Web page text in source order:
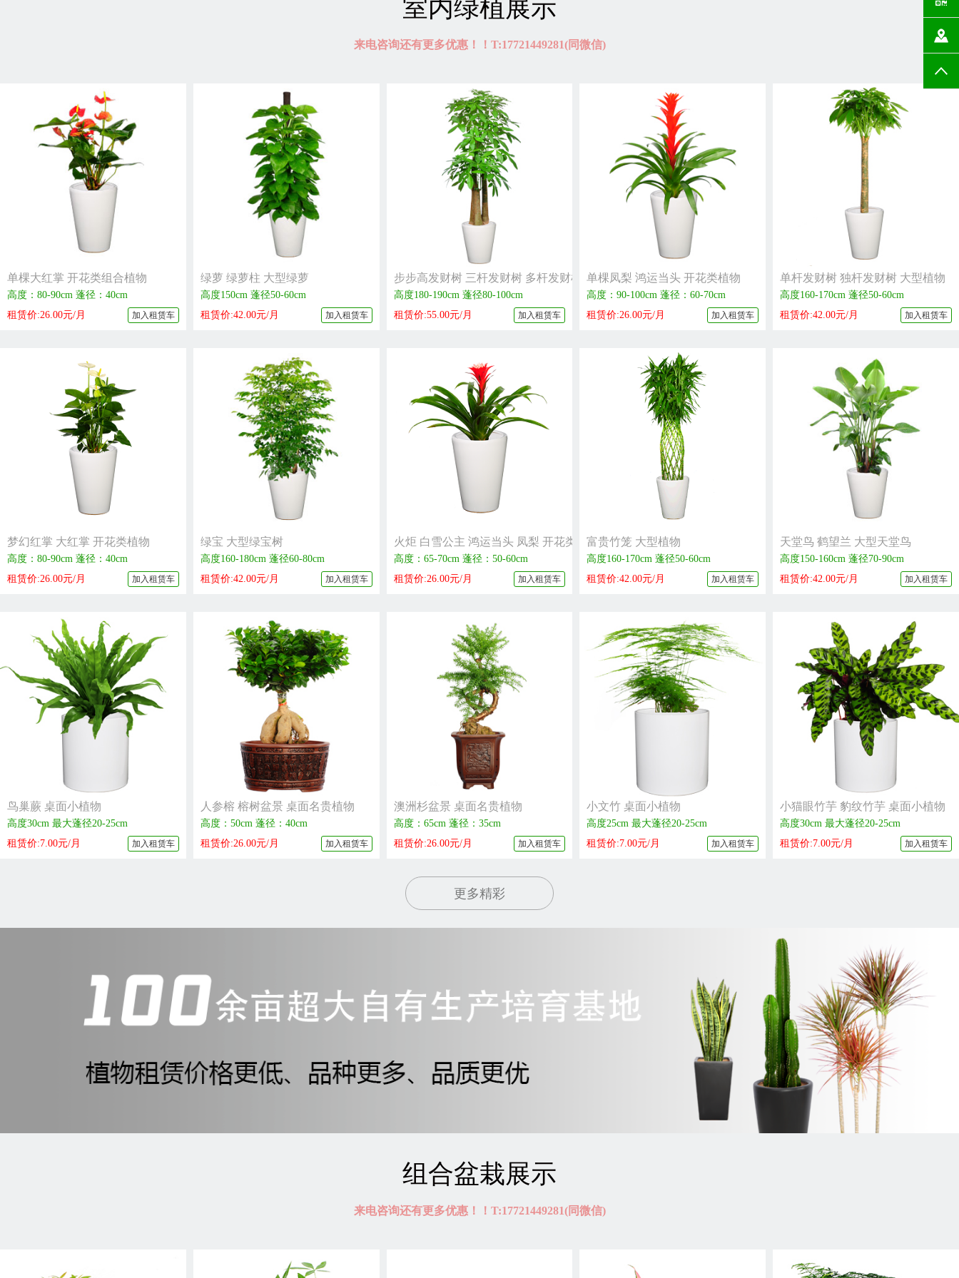
室内绿植展示
来电咨询还有更多优惠！！T:17721449281(同微信)
单棵大红掌 开花类组合植物
高度：80-90cm 蓬径：40cm
租赁价:26.00元/月
加入租赁车
绿萝 绿萝柱 大型绿萝
高度150cm 蓬径50-60cm
租赁价:42.00元/月
加入租赁车
步步高发财树 三杆发财树 多杆发财树 特大型植物
高度180-190cm 蓬径80-100cm
租赁价:55.00元/月
加入租赁车
单棵凤梨 鸿运当头 开花类植物
高度：90-100cm 蓬径：60-70cm
租赁价:26.00元/月
加入租赁车
单杆发财树 独杆发财树 大型植物
高度160-170cm 蓬径50-60cm
租赁价:42.00元/月
加入租赁车
梦幻红掌 大红掌 开花类植物
高度：80-90cm 蓬径：40cm
租赁价:26.00元/月
加入租赁车
绿宝 大型绿宝树
高度160-180cm 蓬径60-80cm
租赁价:42.00元/月
加入租赁车
火炬 白雪公主 鸿运当头 凤梨 开花类植物
高度：65-70cm 蓬径：50-60cm
租赁价:26.00元/月
加入租赁车
富贵竹笼 大型植物
高度160-170cm 蓬径50-60cm
租赁价:42.00元/月
加入租赁车
天堂鸟 鹤望兰 大型天堂鸟
高度150-160cm 蓬径70-90cm
租赁价:42.00元/月
加入租赁车
鸟巢蕨 桌面小植物
高度30cm 最大蓬径20-25cm
租赁价:7.00元/月
加入租赁车
人参榕 榕树盆景 桌面名贵植物
高度：50cm 蓬径：40cm
租赁价:26.00元/月
加入租赁车
澳洲杉盆景 桌面名贵植物
高度：65cm 蓬径：35cm
租赁价:26.00元/月
加入租赁车
小文竹 桌面小植物
高度25cm 最大蓬径20-25cm
租赁价:7.00元/月
加入租赁车
小猫眼竹芋 豹纹竹芋 桌面小植物
高度30cm 最大蓬径20-25cm
租赁价:7.00元/月
加入租赁车
更多精彩
组合盆栽展示
来电咨询还有更多优惠！！T:17721449281(同微信)